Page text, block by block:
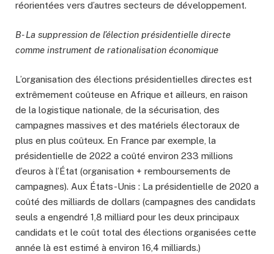
réorientées vers d’autres secteurs de développement.
B- La suppression de l’élection présidentielle directe
comme instrument de rationalisation économique
L’organisation des élections présidentielles directes est
extrêmement coûteuse en Afrique et ailleurs, en raison
de la logistique nationale, de la sécurisation, des
campagnes massives et des matériels électoraux de
plus en plus coûteux. En France par exemple, la
présidentielle de 2022 a coûté environ 233 millions
d’euros à l’État (organisation + remboursements de
campagnes). Aux États-Unis : La présidentielle de 2020 a
coûté des milliards de dollars (campagnes des candidats
seuls a engendré 1,8 milliard pour les deux principaux
candidats et le coût total des élections organisées cette
année là est estimé à environ 16,4 milliards.)